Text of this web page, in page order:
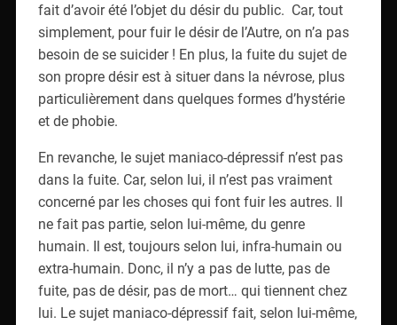
fait d’avoir été l’objet du désir du public. Car, tout
simplement, pour fuir le désir de l’Autre, on n’a pas
besoin de se suicider ! En plus, la fuite du sujet de
son propre désir est à situer dans la névrose, plus
particulièrement dans quelques formes d’hystérie
et de phobie.
En revanche, le sujet maniaco-dépressif n’est pas
dans la fuite. Car, selon lui, il n’est pas vraiment
concerné par les choses qui font fuir les autres. Il
ne fait pas partie, selon lui-même, du genre
humain. Il est, toujours selon lui, infra-humain ou
extra-humain. Donc, il n’y a pas de lutte, pas de
fuite, pas de désir, pas de mort… qui tiennent chez
lui. Le sujet maniaco-dépressif fait, selon lui-même,